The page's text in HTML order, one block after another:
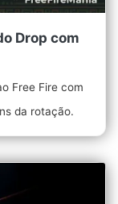
Drop com
Free Fire com
da rotação.